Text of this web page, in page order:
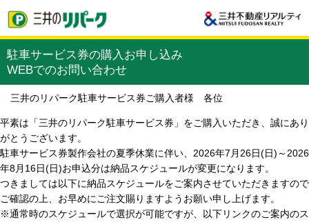
駐車サービス券の購入お申し込み
WEBでのお問い合わせ
三井のリパーク駐車サービス券ご購入者様 各位
平素は「三井のリパーク駐車サービス券」をご購入いただき、誠にあり
がとうございます。
駐車サービス券製作会社の夏季休業に伴い、2026年7月26日(日)～2026
年8月16日(日)お申込分は納品スケジュールが変更になります。
つきましては以下に納品スケジュールをご案内させていただきますので
ご確認の上、お早めにご注文賜りますようお願い申し上げます。
※通常時のスケジュールで選択が可能ですが、以下リンクのご案内のス